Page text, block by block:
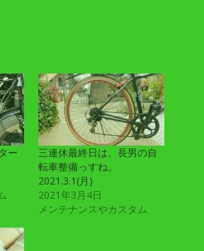
ー
三連休最終日は、長男の自
転車整備っすね。
2021.3.1(月)
2021年3月4日
メンテナンスやカスタム